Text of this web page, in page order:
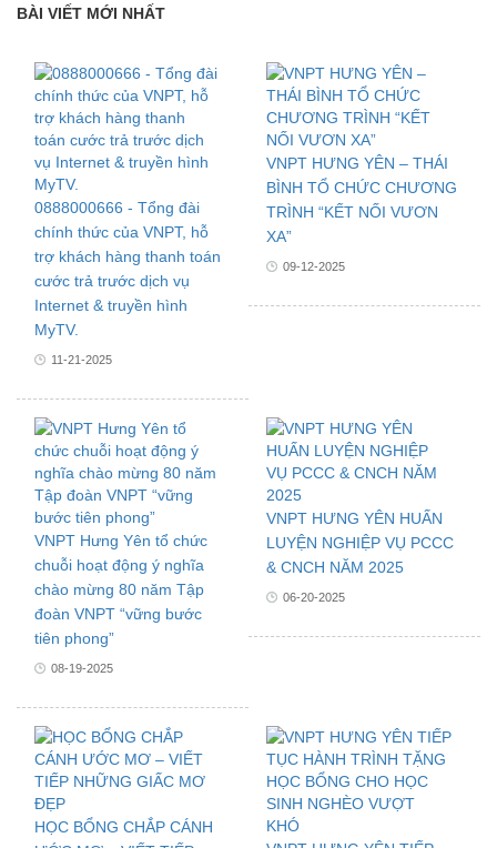
BÀI VIẾT MỚI NHẤT
0888000666 - Tổng đài
chính thức của VNPT, hỗ
trợ khách hàng thanh toán
cước trả trước dịch vụ
Internet & truyền hình
MyTV.
11-21-2025
VNPT HƯNG YÊN – THÁI
BÌNH TỔ CHỨC CHƯƠNG
TRÌNH “KẾT NỐI VƯƠN
XA”
09-12-2025
VNPT Hưng Yên tổ chức
chuỗi hoạt động ý nghĩa
chào mừng 80 năm Tập
đoàn VNPT “vững bước
tiên phong”
08-19-2025
VNPT HƯNG YÊN HUẤN
LUYỆN NGHIỆP VỤ PCCC
& CNCH NĂM 2025
06-20-2025
HỌC BỔNG CHẮP CÁNH